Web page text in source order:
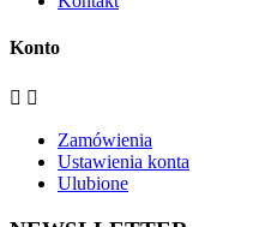
Konto
 
Zamówienia
Ustawienia konta
Ulubione